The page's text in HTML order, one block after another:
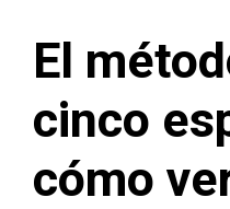
El
cinco
cómo